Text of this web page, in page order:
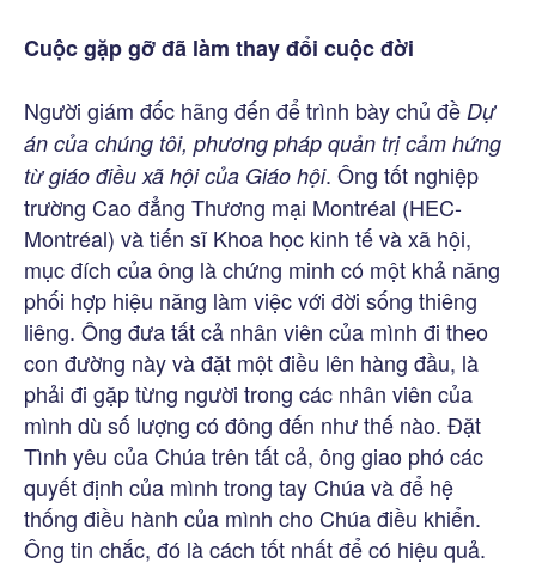
Cuộc gặp gỡ đã làm thay đổi cuộc đời
Người giám đốc hãng đến để trình bày chủ đề Dự
án của chúng tôi, phương pháp quản trị cảm hứng
từ giáo điều xã hội của Giáo hội. Ông tốt nghiệp
trường Cao đẳng Thương mại Montréal (HEC-
Montréal) và tiến sĩ Khoa học kinh tế và xã hội,
mục đích của ông là chứng minh có một khả năng
phối hợp hiệu năng làm việc với đời sống thiêng
liêng. Ông đưa tất cả nhân viên của mình đi theo
con đường này và đặt một điều lên hàng đầu, là
phải đi gặp từng người trong các nhân viên của
mình dù số lượng có đông đến như thế nào. Đặt
Tình yêu của Chúa trên tất cả, ông giao phó các
quyết định của mình trong tay Chúa và để hệ
thống điều hành của mình cho Chúa điều khiển.
Ông tin chắc, đó là cách tốt nhất để có hiệu quả.